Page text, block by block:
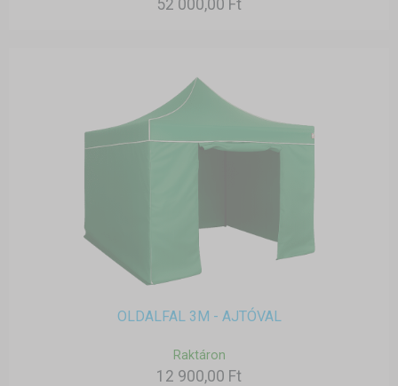
52 000,00 Ft
OLDALFAL 3M - AJTÓVAL
Raktáron
12 900,00 Ft